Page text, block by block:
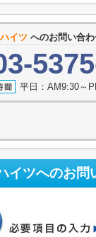
イツ へのお問い合
平日：AM9:30～
イツへのお問